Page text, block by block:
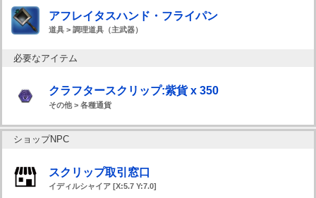
アフレイタスハンド・フライパン
道具 > 調理道具（主武器）
必要なアイテム
クラフタースクリップ:紫貨 x 350
その他 > 各種通貨
ショップNPC
スクリップ取引窓口
イディルシャイア [X:5.7 Y:7.0]